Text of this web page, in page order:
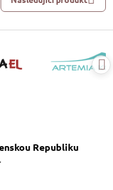
Republiku